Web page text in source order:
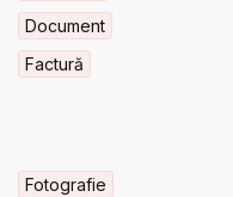
Document
Factură
Fotografie